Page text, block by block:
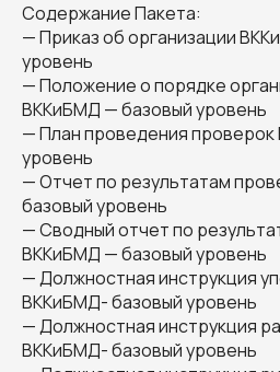
Содержание Пакета:
— Приказ об организации
уровень
— Положение о порядке
ВККиБМД — базовый уровень
— План проведения
уровень
— Отчет по результатам
базовый уровень
— Сводный отчет по
ВККиБМД — базовый уровень
— Должностная инструкция
ВККиБМД- базовый уровень
— Должностная инструкция
ВККиБМД- базовый уровень